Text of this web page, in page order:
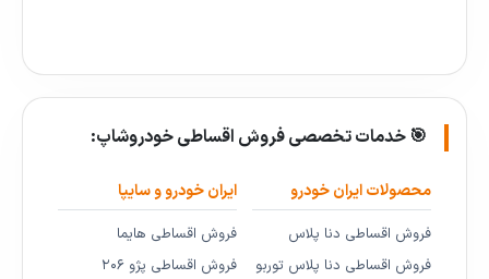
🎯 خدمات تخصصی فروش اقساطی خودروشاپ:
محصولات ایران خودرو
فروش اقساطی دنا پلاس
فروش اقساطی دنا پلاس توربو
ایران خودرو و سایپا
فروش اقساطی هایما
فروش اقساطی پژو ۲۰۶